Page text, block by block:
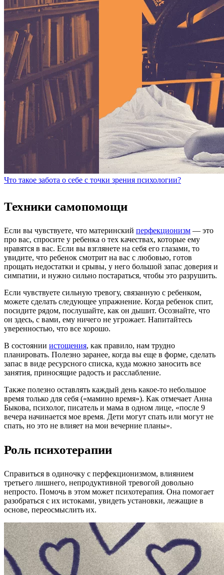
Что такое забота о себе с точки зрения психологии?
Техники самопомощи
Если вы чувствуете, что материнский перфекционизм — это
про вас, спросите у ребенка о тех качествах, которые ему
нравятся в вас. Если вы взглянете на себя его глазами, то
увидите, что ребенок смотрит на вас с любовью, готов
прощать недостатки и срывы, у него большой запас доверия и
симпатии, и нужно сильно постараться, чтобы это разрушить.
Если чувствуете сильную тревогу, связанную с ребенком,
можете сделать следующее упражнение. Когда ребенок спит,
посидите рядом, послушайте, как он дышит. Осознайте, что
он здесь, с вами, ему ничего не угрожает. Напитайтесь
уверенностью, что все хорошо.
В состоянии истощения, как правило, нам трудно
планировать. Полезно заранее, когда вы еще в форме, сделать
запас в виде ресурсного списка, куда можно заносить все
занятия, приносящие радость и расслабление.
Также полезно оставлять каждый день какое-то небольшое
время только для себя («мамино время»). Как отмечает Анна
Быкова, психолог, писатель и мама в одном лице, «после 9
вечера начинается мое время. Дети могут спать или могут не
спать, но это не влияет на мои вечерние планы».
Роль психотерапии
Справиться в одиночку с перфекционизмом, влиянием
третьего лишнего, непродуктивной тревогой довольно
непросто. Помочь в этом может психотерапия. Она помогает
разобраться с их истоками, увидеть установки, лежащие в
основе, переосмыслить их.